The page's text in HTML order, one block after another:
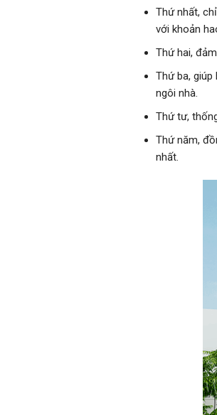
Thứ nhất,
với khoản
Thứ hai,
Thứ ba,
ngôi nhà.
Thứ tư,
Thứ năm,
nhất.